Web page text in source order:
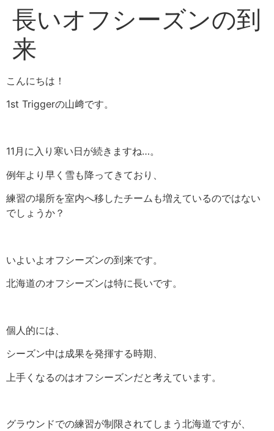
長いオフシーズンの到
来
こんにちは！
1st Triggerの山﨑です。
11月に入り寒い日が続きますね…。
例年より早く雪も降ってきており、
練習の場所を室内へ移したチームも増えているのではない
でしょうか？
いよいよオフシーズンの到来です。
北海道のオフシーズンは特に長いです。
個人的には、
シーズン中は成果を発揮する時期、
上手くなるのはオフシーズンだと考えています。
グラウンドでの練習が制限されてしまう北海道ですが、